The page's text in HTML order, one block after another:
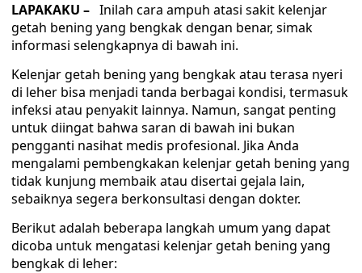
LAPAKAKU – Inilah cara ampuh atasi sakit kelenjar
getah bening yang bengkak dengan benar, simak
informasi selengkapnya di bawah ini.
Kelenjar getah bening yang bengkak atau terasa nyeri
di leher bisa menjadi tanda berbagai kondisi, termasuk
infeksi atau penyakit lainnya. Namun, sangat penting
untuk diingat bahwa saran di bawah ini bukan
pengganti nasihat medis profesional. Jika Anda
mengalami pembengkakan kelenjar getah bening yang
tidak kunjung membaik atau disertai gejala lain,
sebaiknya segera berkonsultasi dengan dokter.
Berikut adalah beberapa langkah umum yang dapat
dicoba untuk mengatasi kelenjar getah bening yang
bengkak di leher: